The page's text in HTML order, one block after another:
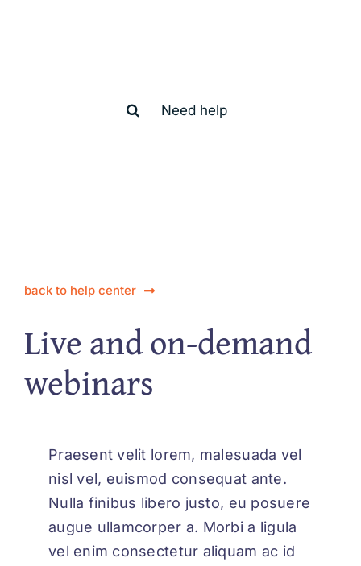
for:
back to help center
Live and on-demand
webinars
Praesent velit lorem, malesuada vel
nisl vel, euismod consequat ante.
Nulla finibus libero justo, eu posuere
augue ullamcorper a. Morbi a ligula
vel enim consectetur aliquam ac id